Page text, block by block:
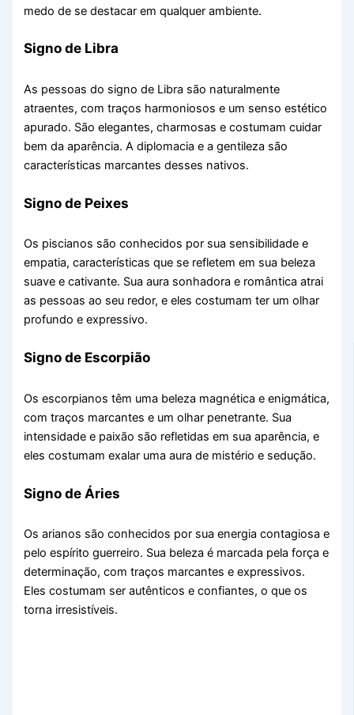
medo de se destacar em qualquer ambiente.
Signo de Libra
As pessoas do signo de Libra são naturalmente
atraentes, com traços harmoniosos e um senso estético
apurado. São elegantes, charmosas e costumam cuidar
bem da aparência. A diplomacia e a gentileza são
características marcantes desses nativos.
Signo de Peixes
Os piscianos são conhecidos por sua sensibilidade e
empatia, características que se refletem em sua beleza
suave e cativante. Sua aura sonhadora e romântica atrai
as pessoas ao seu redor, e eles costumam ter um olhar
profundo e expressivo.
Signo de Escorpião
Os escorpianos têm uma beleza magnética e enigmática,
com traços marcantes e um olhar penetrante. Sua
intensidade e paixão são refletidas em sua aparência, e
eles costumam exalar uma aura de mistério e sedução.
Signo de Áries
Os arianos são conhecidos por sua energia contagiosa e
pelo espírito guerreiro. Sua beleza é marcada pela força e
determinação, com traços marcantes e expressivos.
Eles costumam ser autênticos e confiantes, o que os
torna irresistíveis.